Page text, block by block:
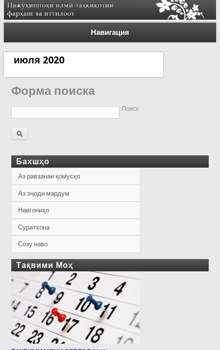
Навигация
июля 2020
Форма поиска
Поиск
Бахшҳо
Аз равзанаи қомусҳо
Аз эҷоди мардум
Навгониҳо
Суратхона
Созу наво
Тақвими Моҳ